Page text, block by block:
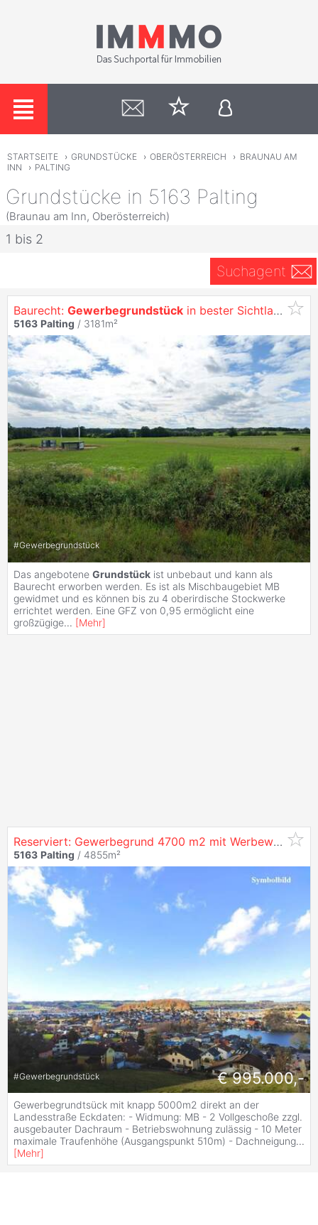
STARTSEITE › GRUNDSTÜCKE › OBERÖSTERREICH › BRAUNAU AM
INN
› PALTING
Grundstücke in 5163 Palting
(Braunau am Inn, Oberösterreich)
1 bis 2
Suchagent
Baurecht: Gewerbegrundstück in bester Sichtlage
5163 Palting / 3181m²
#Gewerbegrundstück
Das angebotene Grundstück ist unbebaut und kann als
Baurecht erworben werden. Es ist als Mischbaugebiet MB
gewidmet und es können bis zu 4 oberirdische Stockwerke
errichtet werden. Eine GFZ von 0,95 ermöglicht eine
großzügige... [Mehr]
Reserviert: Gewerbegrund 4700 m2 mit Werbewirkung
5163 Palting / 4855m²
#Gewerbegrundstück € 995.000,-
Gewerbegrundtsück mit knapp 5000m2 direkt an der
Landesstraße Eckdaten: - Widmung: MB - 2 Vollgeschoße zzgl.
ausgebauter Dachraum - Betriebswohnung zulässig - 10 Meter
maximale Traufenhöhe (Ausgangspunkt 510m) - Dachneigung...
[Mehr]